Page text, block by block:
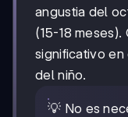
angustia del
(15-18
significativo
del niño.
💡 No es